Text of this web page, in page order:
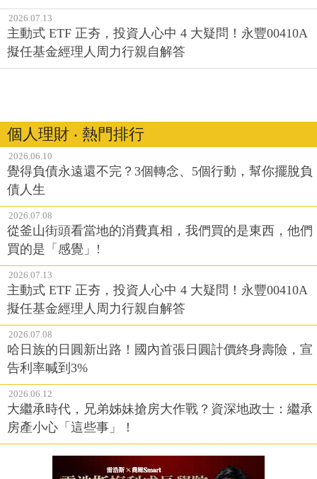
2026.07.13
主動式 ETF 正夯，投資人心中 4 大疑問！永豐00410A
擬任基金經理人周力行親自解答
個人理財 ‧ 熱門排行
2026.06.10
覺得負債永遠還不完？3個轉念、5個行動，幫你擺脫負
債人生
2026.07.08
從釜山街頭看當地的消費真相，我們買的是東西，他們
買的是「感覺」!
2026.07.13
主動式 ETF 正夯，投資人心中 4 大疑問！永豐00410A
擬任基金經理人周力行親自解答
2026.07.08
哈日族的日圓新出路！國內首張日圓計價終身壽險，宣
告利率喊到3%
2026.06.12
大繼承時代，兄弟姊妹搶房大作戰？資深地政士：繼承
房產小心「這些事」！